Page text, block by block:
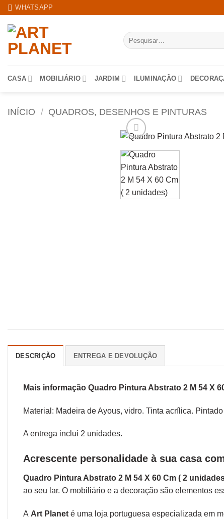
Skip
content
WHATSAPP
Pesquisar
por:
CASA MOBILIÁRIO JARDIM ILUMINAÇÃO
INÍCIO / QUADROS, DESENHOS E PINTURAS
DESCRIÇÃO ENTREGA E DEVOLUÇÃO
Mais informação Quadro Pintura Abstrato 2 M 54 X
Material: Madeira de Ayous, vidro. Tinta acrílica.
A entrega inclui 2 unidades.
Acrescente personalidade à sua casa
Quadro Pintura Abstrato 2 M 54 X 60 Cm ( 2
ao seu lar. O mobiliário e a decoração são elementos
A Art Planet é uma loja portuguesa especializada em